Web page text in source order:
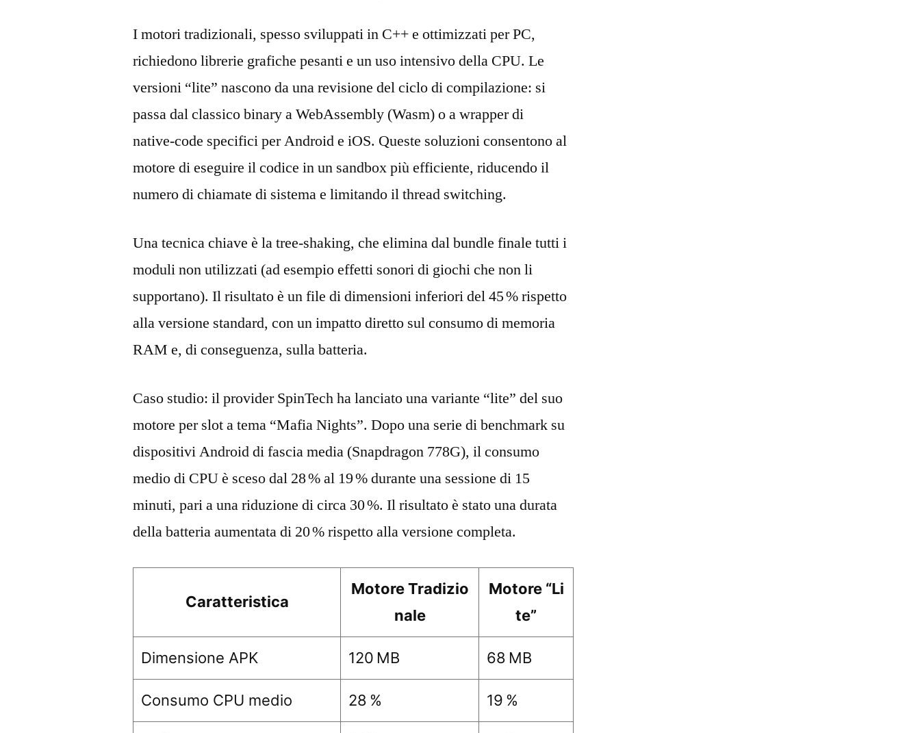
I motori tradizionali, spesso sviluppati in C++ e ottimizzati per PC,
richiedono librerie grafiche pesanti e un uso intensivo della CPU. Le
versioni “lite” nascono da una revisione del ciclo di compilazione: si
passa dal classico binary a WebAssembly (Wasm) o a wrapper di
native‑code specifici per Android e iOS. Queste soluzioni consentono al
motore di eseguire il codice in un sandbox più efficiente, riducendo il
numero di chiamate di sistema e limitando il thread switching.
Una tecnica chiave è la tree‑shaking, che elimina dal bundle finale tutti i
moduli non utilizzati (ad esempio effetti sonori di giochi che non li
supportano). Il risultato è un file di dimensioni inferiori del 45 % rispetto
alla versione standard, con un impatto diretto sul consumo di memoria
RAM e, di conseguenza, sulla batteria.
Caso studio: il provider SpinTech ha lanciato una variante “lite” del suo
motore per slot a tema “Mafia Nights”. Dopo una serie di benchmark su
dispositivi Android di fascia media (Snapdragon 778G), il consumo
medio di CPU è sceso dal 28 % al 19 % durante una sessione di 15
minuti, pari a una riduzione di circa 30 %. Il risultato è stato una durata
della batteria aumentata di 20 % rispetto alla versione completa.
Caratteristica
Motore Tradizio
nale
Motore “Li
te”
Dimensione APK 120 MB 68 MB
Consumo CPU medio 28 % 19 %